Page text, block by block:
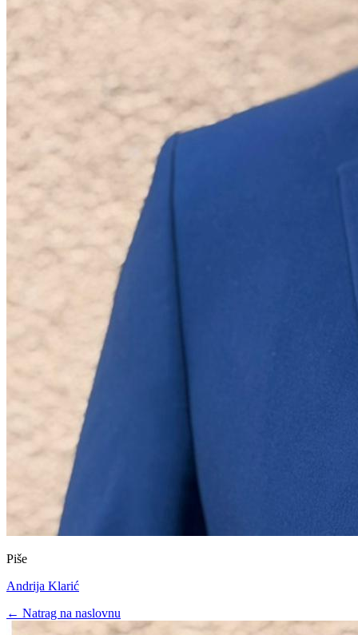
Piše
Andrija Klarić
← Natrag na naslovnu